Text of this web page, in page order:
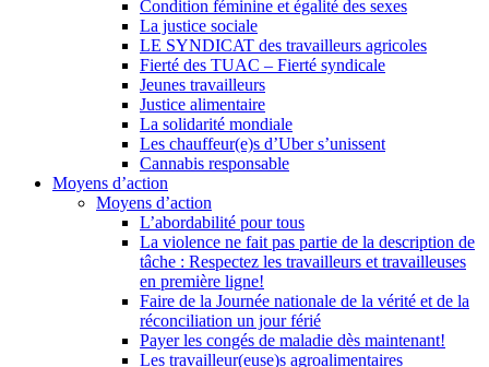
Condition féminine et égalité des sexes
La justice sociale
LE SYNDICAT des travailleurs agricoles
Fierté des TUAC – Fierté syndicale
Jeunes travailleurs
Justice alimentaire
La solidarité mondiale
Les chauffeur(e)s d’Uber s’unissent
Cannabis responsable
Moyens d’action
Moyens d’action
L’abordabilité pour tous
La violence ne fait pas partie de la description de
tâche : Respectez les travailleurs et travailleuses
en première ligne!
Faire de la Journée nationale de la vérité et de la
réconciliation un jour férié
Payer les congés de maladie dès maintenant!
Les travailleur(euse)s agroalimentaires